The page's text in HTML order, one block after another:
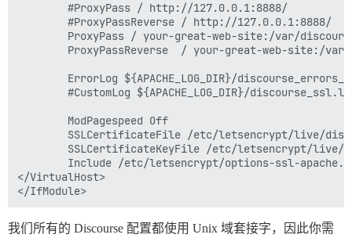
#ProxyPass / http://127.0.0.1:8888/
#ProxyPassReverse / http://127.0.0.1:8888/
ProxyPass / your-great-web-site:/var/
ProxyPassReverse  / your-great-web-site:/
ErrorLog ${APACHE_LOG_DIR}/
#CustomLog ${APACHE_LOG_DIR}/
        ModPagespeed Off
SSLCertificateFile /etc/letsencrypt/live/
SSLCertificateKeyFile /etc/letsencrypt/
Include /etc/letsencrypt/options-ssl-
</VirtualHost>
我们所有的 Discourse 配置都使用 Unix 域套接字，因此你需